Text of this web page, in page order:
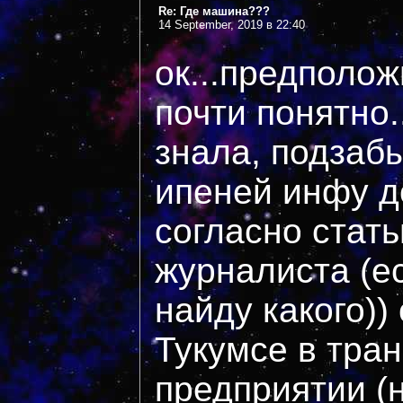
Re: Где машина???
14 September, 2019 в 22:40
почти
знала,
ипеней инфу
согласно
журналиста
найду
Тукумсе в
предприятии